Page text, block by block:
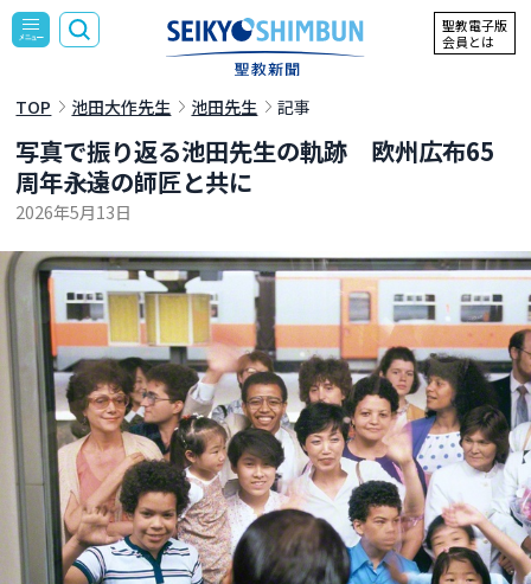
聖教電子版
会員とは
TOP 池田大作先生 池田先生 記事
写真で振り返る池田先生の軌跡 欧州広布65
周年――永遠の師匠と共に
2026年5月13日